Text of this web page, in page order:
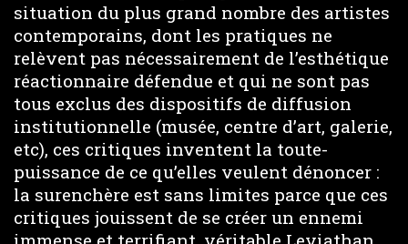
situation du plus grand nombre des artistes
contemporains, dont les pratiques ne
relèvent pas nécessairement de l’esthétique
réactionnaire défendue et qui ne sont pas
tous exclus des dispositifs de diffusion
institutionnelle (musée, centre d’art, galerie,
etc), ces critiques inventent la toute-
puissance de ce qu’elles veulent dénoncer :
la surenchère est sans limites parce que ces
critiques jouissent de se créer un ennemi